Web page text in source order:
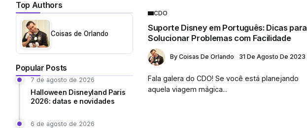
Top Authors
Coisas de Orlando
Popular Posts
7 de agosto de 2026
Halloween Disneyland Paris
2026: datas e novidades
6 de agosto de 2026
CDO
Suporte Disney em Português: Dicas para
Solucionar Problemas com Facilidade
By Coisas De Orlando 31 De Agosto De 2023
Fala galera do CDO! Se você está planejando
aquela viagem mágica...